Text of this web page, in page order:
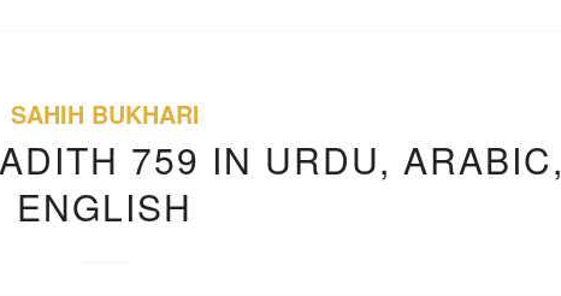
SAHIH BUKHARI
759 IN URDU, ARABIC,
ENGLISH